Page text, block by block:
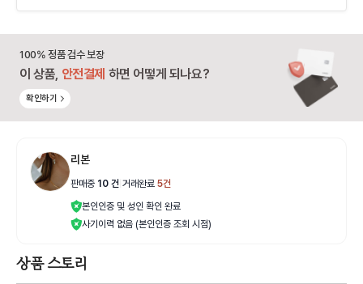
100% 정품 검수 보장
이 상품, 안전결제 하면 어떻게 되나요?
확인하기
리본
판매중 10 건 거래완료 5건
본인인증 및 성인 확인 완료
사기이력 없음 (본인인증 조회 시점)
상품 스토리